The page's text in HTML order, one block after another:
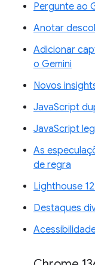
Pergunte ao
Anotar
Adicionar
o Gemini
Novos
JavaScript
JavaScript
As
de regra
Lighthouse
Destaques